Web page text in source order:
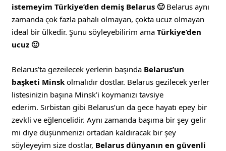
istemeyim Türkiye’den demiş Belarus 🙂Belarus aynı
zamanda çok fazla pahalı olmayan, çokta ucuz olmayan
ideal bir ülkedir. Şunu söyleyebilirim amaTürkiye’den
ucuz 🙂
Belarus’ta gezeilecek yerlerin başında Belarus’un
başketi Minsk olmalıdır dostlar. Belarus gezilecek yerler
listesinizin başına Minsk’i koymanızı tavsiye
ederim.Sırbistan gibi Belarus’un da gece hayatı epey bir
zevkli ve eğlencelidir. Aynı zamanda başıma bir şey gelir
mi diye düşünmenizi ortadan kaldıracak bir şey
söyleyeyim size dostlar, Belarus dünyanın en güvenli